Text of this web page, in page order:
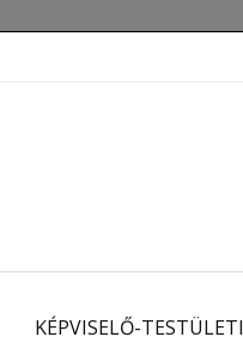
KÉPVISELŐ-TESTÜLETI